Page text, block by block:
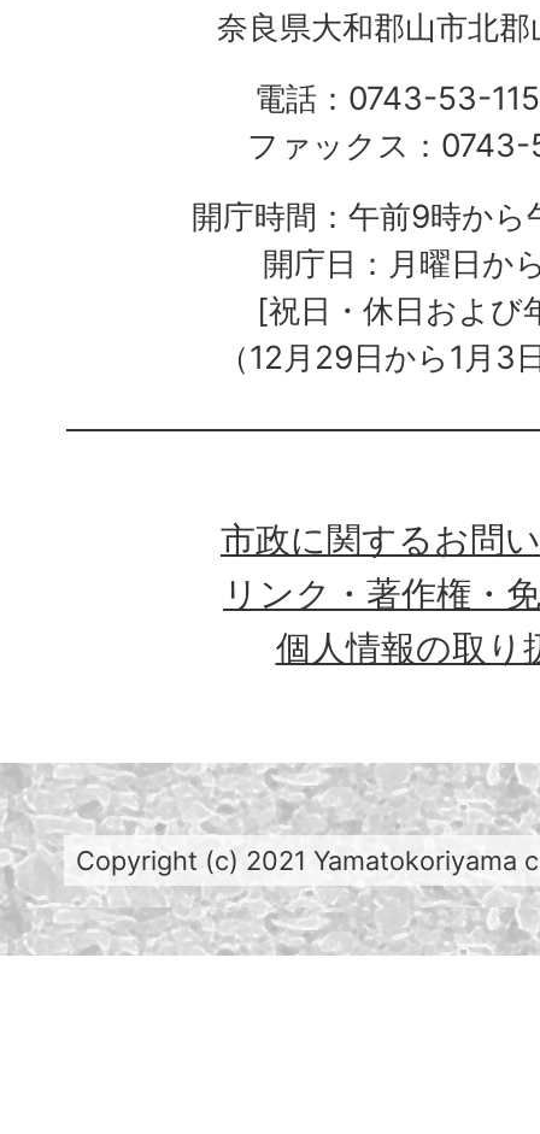
奈良県大和郡山市北
電話：0743-53-
ファックス：
開庁時間：午前9時か
開庁日：月曜日か
[祝日・休日および
（12月29日から1月3
市政に関するお問
リンク・著作権・
個人情報の取り
Copyright (c) 2021 Yamatokoriyama